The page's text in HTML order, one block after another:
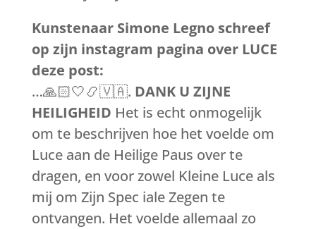
Kunstenaar Simone Legno schreef
op zijn instagram pagina over LUCE
deze post:
…🙏🏻🤍📿🇻🇦. DANK U ZIJNE
HEILIGHEID Het is echt onmogelijk
om te beschrijven hoe het voelde om
Luce aan de Heilige Paus over te
dragen, en voor zowel Kleine Luce als
mij om Zijn Spec iale Zegen te
ontvangen. Het voelde allemaal zo